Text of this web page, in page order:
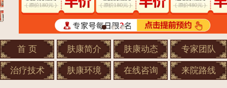
首 页 肤康简介 肤康动态 专家团队
治疗技术 肤康环境 在线咨询 来院路线